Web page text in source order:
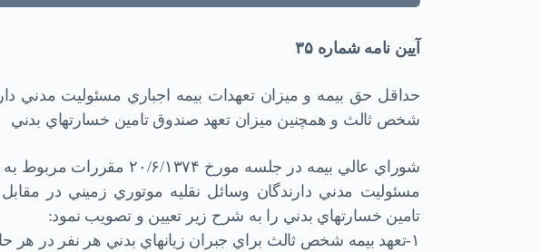
آیين نامه شماره۳۵
حداقل حق بيمه و ميزان تعهدات بيمه اجباري مسئوليت مدني
شخص ثالث و همچنين ميزان تعهد صندوق تامين خسارتهاي بدني
شوراي عالي بيمه در جلسه
مسئوليت مدني دارندگان وسائل نقليه موتوري زميني در
تامين خسارتهاي بدني را به شرح زير تعيين و تصويب نمود:
۱-تعهد بيمه شخص ثالث براي جبران زيانهاي بدني هر نفر در هر حادثه معادل ۰۰۰ر۰۰۰ر۵۰ ريال است.